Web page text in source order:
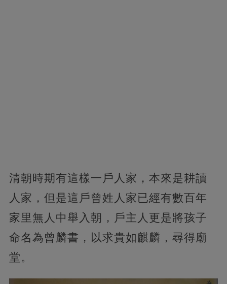
清朝時期有這樣一戶人家，本來是耕讀
人家，但是這戶曾姓人家已經有數百年
家里無人中舉入朝，戶主人更是將孩子
命名為曾麟書，以求貴如麒麟，尋得廟
堂。